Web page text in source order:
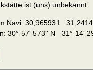
ist (uns) unbekannt
Navi: 30,965931
30° 57' 573'' N 31° 14'